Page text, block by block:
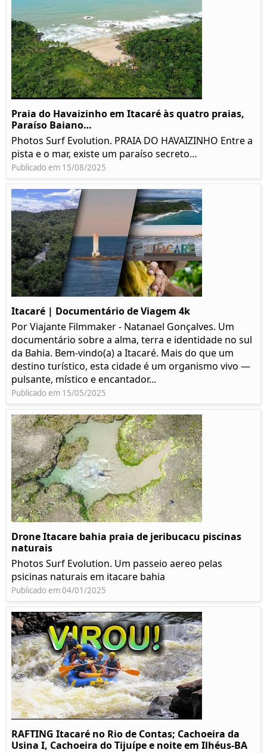
Praia do Havaizinho em Itacaré às quatro praias,
Paraíso Baiano…
Photos Surf Evolution. PRAIA DO HAVAIZINHO Entre a
pista e o mar, existe um paraíso secreto…
Publicado em 15/08/2025
Itacaré | Documentário de Viagem 4k
Por Viajante Filmmaker - Natanael Gonçalves. Um
documentário sobre a alma, terra e identidade no sul
da Bahia. Bem-vindo(a) a Itacaré. Mais do que um
destino turístico, esta cidade é um organismo vivo —
pulsante, místico e encantador...
Publicado em 15/05/2025
Drone Itacare bahia praia de jeribucacu piscinas
naturais
Photos Surf Evolution. Um passeio aereo pelas
psicinas naturais em itacare bahia
Publicado em 04/01/2025
RAFTING Itacaré no Rio de Contas; Cachoeira da
Usina I, Cachoeira do Tijuípe e noite em Ilhéus-BA